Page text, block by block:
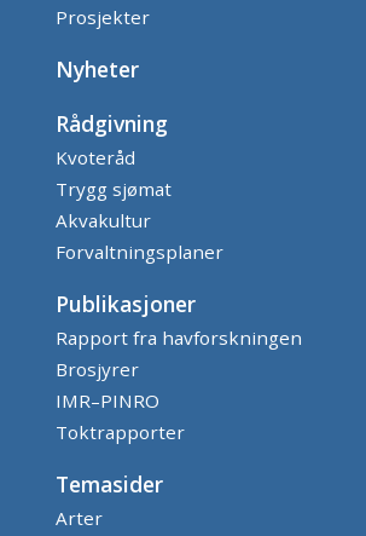
Prosjekter
Nyheter
Rådgivning
Kvoteråd
Trygg sjømat
Akvakultur
Forvaltningsplaner
Publikasjoner
Rapport fra havforskningen
Brosjyrer
IMR–PINRO
Toktrapporter
Temasider
Arter